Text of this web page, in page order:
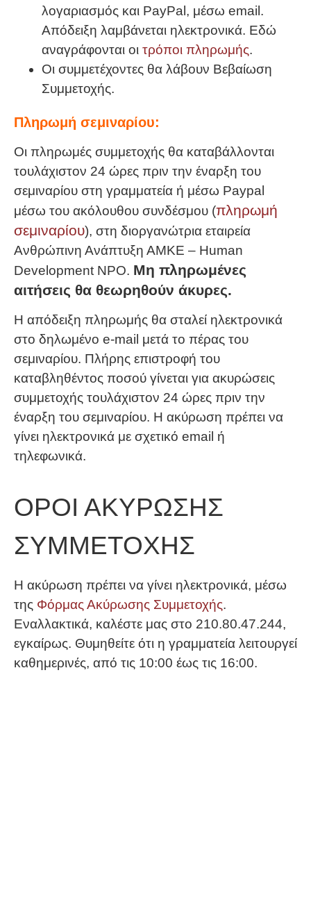
λογαριασμός και PayPal, μέσω email.
Απόδειξη λαμβάνεται ηλεκτρονικά. Εδώ
αναγράφονται οι τρόποι πληρωμής.
Οι συμμετέχοντες θα λάβουν Βεβαίωση
Συμμετοχής.
Πληρωμή σεμιναρίου:
Οι πληρωμές συμμετοχής θα καταβάλλονται
τουλάχιστον 24 ώρες πριν την έναρξη του
σεμιναρίου στη γραμματεία ή μέσω Paypal
μέσω του ακόλουθου συνδέσμου (πληρωμή
σεμιναρίου), στη διοργανώτρια εταιρεία
Ανθρώπινη Ανάπτυξη ΑΜΚΕ – Human
Development NPO. Μη πληρωμένες
αιτήσεις θα θεωρηθούν άκυρες.
Η απόδειξη πληρωμής θα σταλεί ηλεκτρονικά
στο δηλωμένο e-mail μετά το πέρας του
σεμιναρίου. Πλήρης επιστροφή του
καταβληθέντος ποσού γίνεται για ακυρώσεις
συμμετοχής τουλάχιστον 24 ώρες πριν την
έναρξη του σεμιναρίου. Η ακύρωση πρέπει να
γίνει ηλεκτρονικά με σχετικό email ή
τηλεφωνικά.
ΟΡΟΙ ΑΚΥΡΩΣΗΣ
ΣΥΜΜΕΤΟΧΗΣ
Η ακύρωση πρέπει να γίνει ηλεκτρονικά, μέσω
της Φόρμας Ακύρωσης Συμμετοχής.
Εναλλακτικά, καλέστε μας στο 210.80.47.244,
εγκαίρως. Θυμηθείτε ότι η γραμματεία λειτουργεί
καθημερινές, από τις 10:00 έως τις 16:00.